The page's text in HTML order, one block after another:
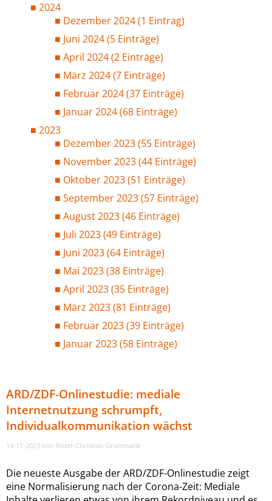
2024
Dezember 2024 (1 Eintrag)
Juni 2024 (5 Einträge)
April 2024 (2 Einträge)
März 2024 (7 Einträge)
Februar 2024 (37 Einträge)
Januar 2024 (68 Einträge)
2023
Dezember 2023 (55 Einträge)
November 2023 (44 Einträge)
Oktober 2023 (51 Einträge)
September 2023 (57 Einträge)
August 2023 (46 Einträge)
Juli 2023 (49 Einträge)
Juni 2023 (64 Einträge)
Mai 2023 (38 Einträge)
April 2023 (35 Einträge)
März 2023 (81 Einträge)
Februar 2023 (39 Einträge)
Januar 2023 (58 Einträge)
ARD/ZDF-Onlinestudie: mediale
Internetnutzung schrumpft,
Individualkommunikation wächst
14-11-2023 von Rhett-Christian Grammatik
Die neueste Ausgabe der ARD/ZDF-Onlinestudie zeigt
eine Normalisierung nach der Corona-Zeit: Mediale